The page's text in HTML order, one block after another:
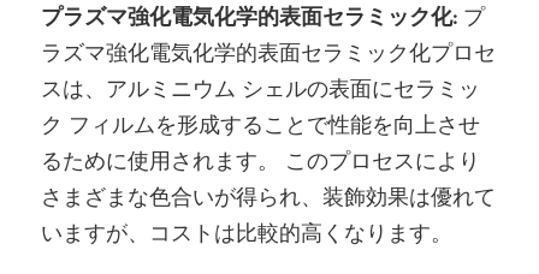
プラズマ強化電気化学的表面セラミック化: プ
ラズマ強化電気化学的表面セラミック化プロセ
スは、アルミニウム シェルの表面にセラミッ
ク フィルムを形成することで性能を向上させ
るために使用されます。 このプロセスにより
さまざまな色合いが得られ、装飾効果は優れて
いますが、コストは比較的高くなります。